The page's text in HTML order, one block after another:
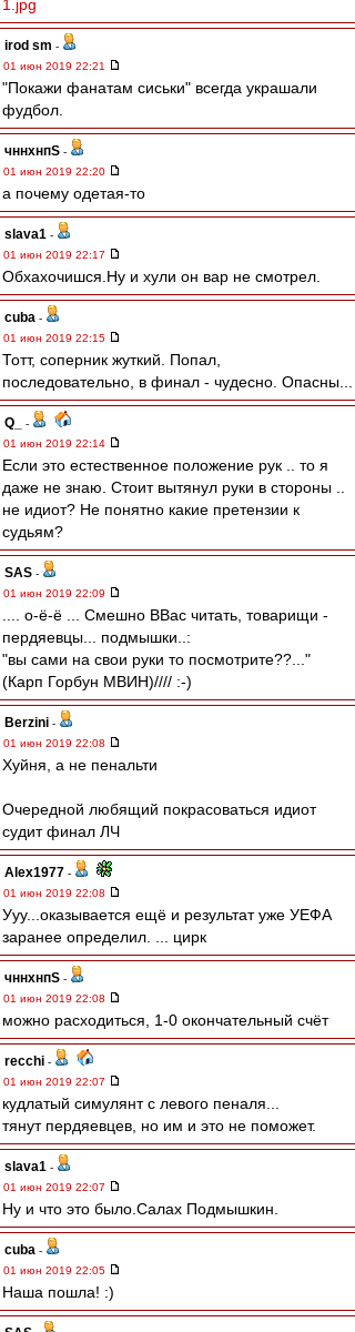
1.jpg
irod sm -
01 июн 2019 22:21
"Покажи фанатам сиськи" всегда украшали
фудбол.
чннхнпS -
01 июн 2019 22:20
а почему одетая-то
slava1 -
01 июн 2019 22:17
Обхахочишся.Ну и хули он вар не смотрел.
cuba -
01 июн 2019 22:15
Тотт, соперник жуткий. Попал,
последовательно, в финал - чудесно. Опасны...
Q_
-
01 июн 2019 22:14
Если это естественное положение рук .. то я
даже не знаю. Стоит вытянул руки в стороны ..
не идиот? Не понятно какие претензии к
судьям?
SAS -
01 июн 2019 22:09
.... о-ё-ё ... Смешно ВВас читать, товарищи -
пердяевцы... подмышки..:
"вы сами на свои руки то посмотрите??..."
(Карп Горбун МВИН)//// :-)
Berzini -
01 июн 2019 22:08
Хуйня, а не пенальти
Очередной любящий покрасоваться идиот
судит финал ЛЧ
Alex1977 -
01 июн 2019 22:08
Ууу...оказывается ещё и результат уже УЕФА
заранее определил. ... цирк
чннхнпS -
01 июн 2019 22:08
можно расходиться, 1-0 окончательный счёт
recchi -
01 июн 2019 22:07
кудлатый симулянт с левого пеналя...
тянут пердяевцев, но им и это не поможет.
slava1 -
01 июн 2019 22:07
Ну и что это было.Салах Подмышкин.
cuba -
01 июн 2019 22:05
Наша пошла! :)